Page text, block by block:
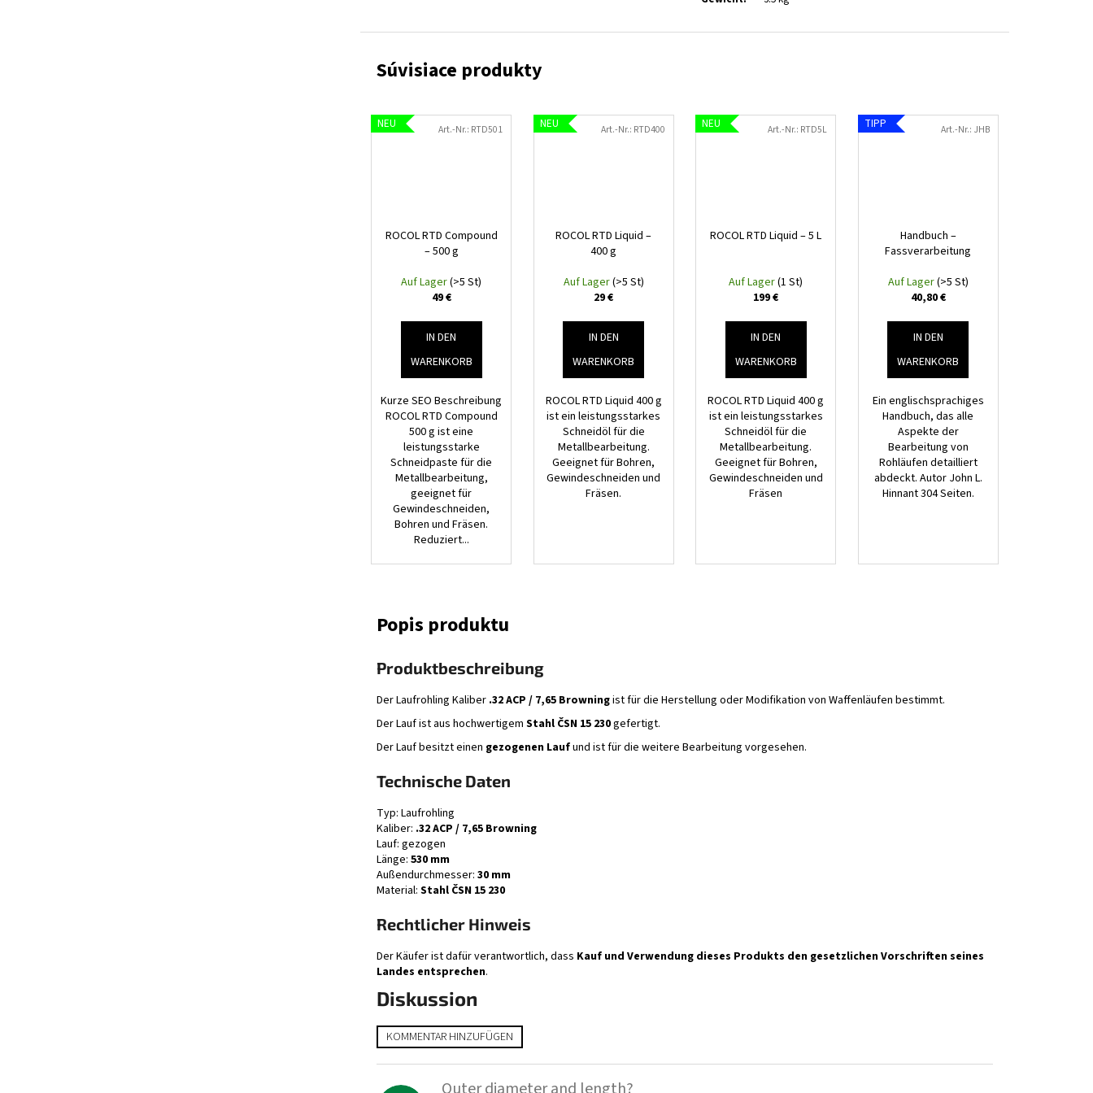
NEU
ROCOL RTD Compound
– 500 g
Auf Lager(>5 St)
49 €
IN DEN
WARENKORB
Kurze SEO Beschreibung
ROCOL RTD Compound
500 g ist eine
leistungsstarke
Schneidpaste für die
Metallbearbeitung,
geeignet für
Gewindeschneiden,
Bohren und Fräsen.
Reduziert...
Art.-Nr.: RTD501 NEU
ROCOL RTD Liquid –
400 g
Auf Lager(>5 St)
29 €
IN DEN
WARENKORB
ROCOL RTD Liquid 400 g
ist ein leistungsstarkes
Schneidöl für die
Metallbearbeitung.
Geeignet für Bohren,
Gewindeschneiden und
Fräsen.
Art.-Nr.: RTD400 NEU
ROCOL RTD Liquid – 5 L
Auf Lager(1 St)
199 €
IN DEN
WARENKORB
ROCOL RTD Liquid 400 g
ist ein leistungsstarkes
Schneidöl für die
Metallbearbeitung.
Geeignet für Bohren,
Gewindeschneiden und
Fräsen
Art.-Nr.: RTD5L TIPP
Handbuch –
Fassverarbeitung
Auf Lager(>5 St)
40,80 €
IN DEN
WARENKORB
Ein englischsprachiges
Handbuch, das alle
Aspekte der
Bearbeitung von
Rohläufen detailliert
abdeckt. Autor John L.
Hinnant 304 Seiten.
Art.-Nr.: JHB
Produktbeschreibung
Der Laufrohling Kaliber .32 ACP / 7,65 Browningist für die Herstellung oder Modifikation von Waffenläufen bestimmt.
Der Lauf ist aus hochwertigem Stahl ČSN 15 230gefertigt.
Der Lauf besitzt einen gezogenen Laufund ist für die weitere Bearbeitung vorgesehen.
Technische Daten
Typ: Laufrohling
Kaliber: .32 ACP / 7,65 Browning
Lauf: gezogen
Länge: 530 mm
Außendurchmesser: 30 mm
Material: Stahl ČSN 15 230
Rechtlicher Hinweis
Der Käufer ist dafür verantwortlich, dass Kauf und Verwendung dieses Produkts den gesetzlichen Vorschriften seines
Landes entsprechen.
Diskussion
KOMMENTAR HINZUFÜGEN